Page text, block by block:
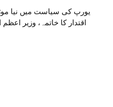
اقتدار کا خاتمہ، وزیر